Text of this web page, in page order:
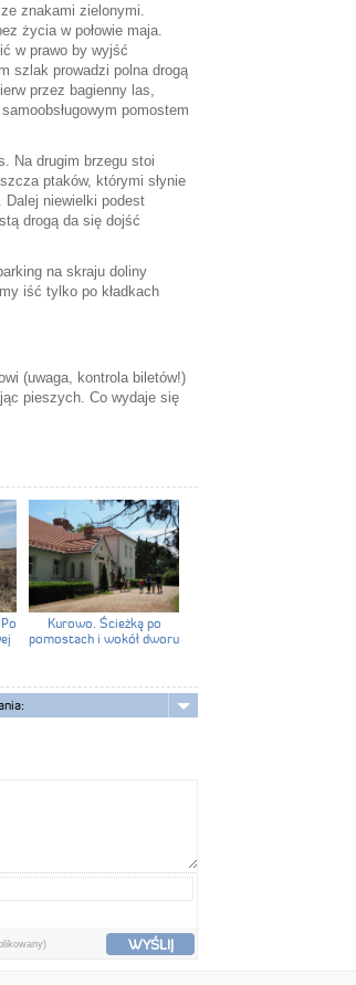
znakami zielonymi.
życia w połowie maja.
w prawo by wyjść
szlak prowadzi polna drogą
przez bagienny las,
pomostem
Na drugim brzegu stoi
ptaków, którymi słynie
Dalej niewielki podest
drogą da się dojść
na skraju doliny
iść tylko po kładkach
(uwaga, kontrola biletów!)
pieszych. Co wydaje się
Kurowo. Ścieżką po
pomostach i wokół dworu
WYŚLIJ